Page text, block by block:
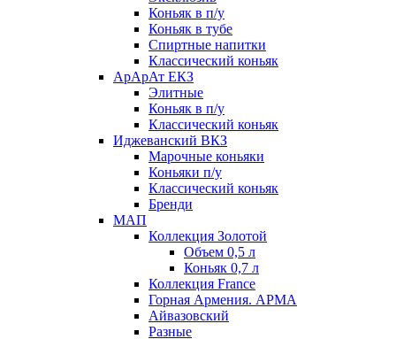
Коньяк в п/у
Коньяк в тубе
Спиртные напитки
Классический коньяк
АрАрАт ЕКЗ
Элитные
Коньяк в п/у
Классический коньяк
Иджеванский ВКЗ
Марочные коньяки
Коньяки п/у
Классический коньяк
Бренди
МАП
Коллекция Золотой
Объем 0,5 л
Коньяк 0,7 л
Коллекция France
Горная Армения. АРМА
Айвазовский
Разные